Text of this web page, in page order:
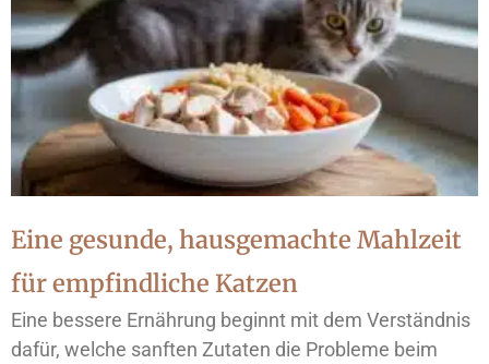
Eine gesunde, hausgemachte Mahlzeit
für empfindliche Katzen
Eine bessere Ernährung beginnt mit dem Verständnis
dafür, welche sanften Zutaten die Probleme beim